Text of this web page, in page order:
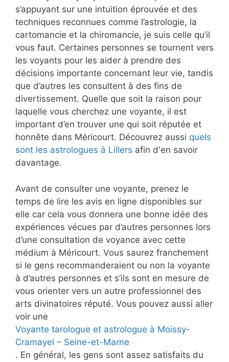
s’appuyant sur une intuition éprouvée et des
techniques reconnues comme l’astrologie, la
cartomancie et la chiromancie, je suis celle qu’il
vous faut. Certaines personnes se tournent vers
les voyants pour les aider à prendre des
décisions importante concernant leur vie, tandis
que d’autres les consultent à des fins de
divertissement. Quelle que soit la raison pour
laquelle vous cherchez une voyante, il est
important d’en trouver une qui soit réputée et
honnête dans Méricourt. Découvrez aussi quels
sont les astrologues à Lillers afin d'en savoir
davantage.
Avant de consulter une voyante, prenez le
temps de lire les avis en ligne disponibles sur
elle car cela vous donnera une bonne idée des
expériences vécues par d’autres personnes lors
d’une consultation de voyance avec cette
médium à Méricourt. Vous saurez franchement
si le gens recommanderaient ou non la voyante
à d’autres personnes et s’ils sont en mesure de
vous orienter vers un autre professionnel des
arts divinatoires réputé. Vous pouvez aussi aller
voir une
Voyante tarologue et astrologue à Moissy-
Cramayel – Seine-et-Marne
. En général, les gens sont assez satisfaits du